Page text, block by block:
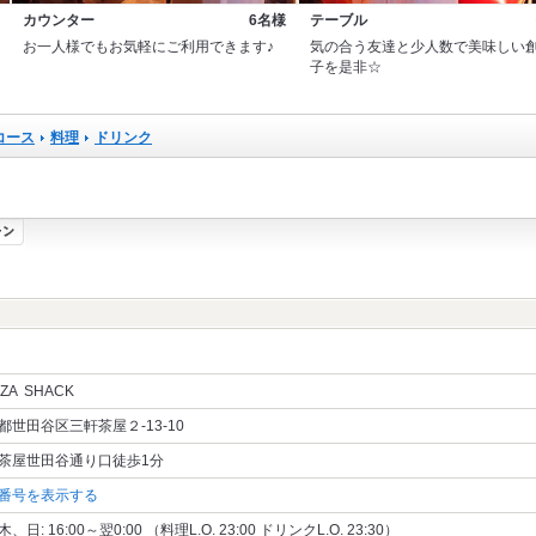
カウンター
6名様
お一人様でもお気軽にご利用できます♪
テーブル
気の合う友達と少人数で美味しい
子を是非☆
ース 料理 ドリンク
SHACK
世田谷区三軒茶屋２‐13‐10
屋世田谷通り口徒歩1分
号を表示する
、日: 16:00～翌0:00 （料理L.O. 23:00 ドリンクL.O. 23:30）